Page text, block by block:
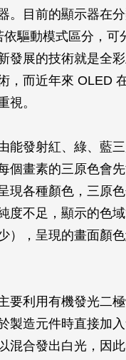
。目前的顯示器在
驅動模式區分，可
發展的技術就是全
，而近年來 OLED
視。
能發射紅、綠、藍
個畫素的三原色會
現各種顏色，三原
度不足，顯示的色
），呈現的畫面顏
要利用有機發光二
製造元件時直接加
混合發出白光，因